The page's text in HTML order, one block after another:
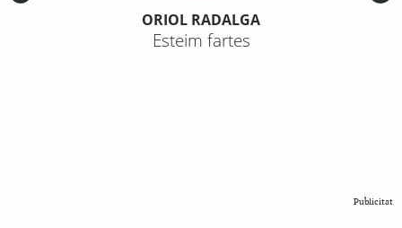
ORIOL RADALGA
Esteim fartes
Publicitat